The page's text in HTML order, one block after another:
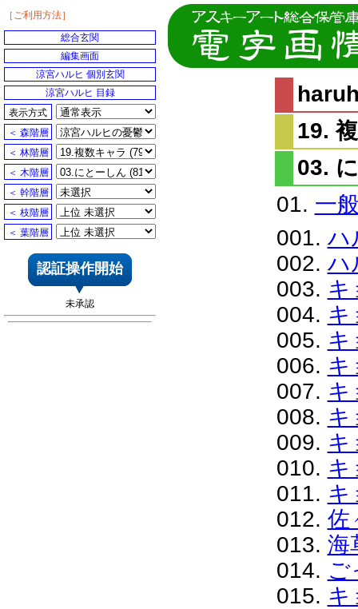
19.
03.
01. 一
001. ハ
002. ハ
003. キ
004. キ
005. キ
006. キ
007. キ
008. キ
009. キ
010. キ
011. キ
012. 佐
013. 海
014. ご
015. キ
［ご利用方法］
総合玄関
編集画面
涼宮ハルヒ 個別玄関
涼宮ハルヒ 目録
表示方式
＜ 森階層
＜ 林階層
＜ 木階層
＜ 幹階層
＜ 枝階層
＜ 葉階層
認証操作開始
未承認